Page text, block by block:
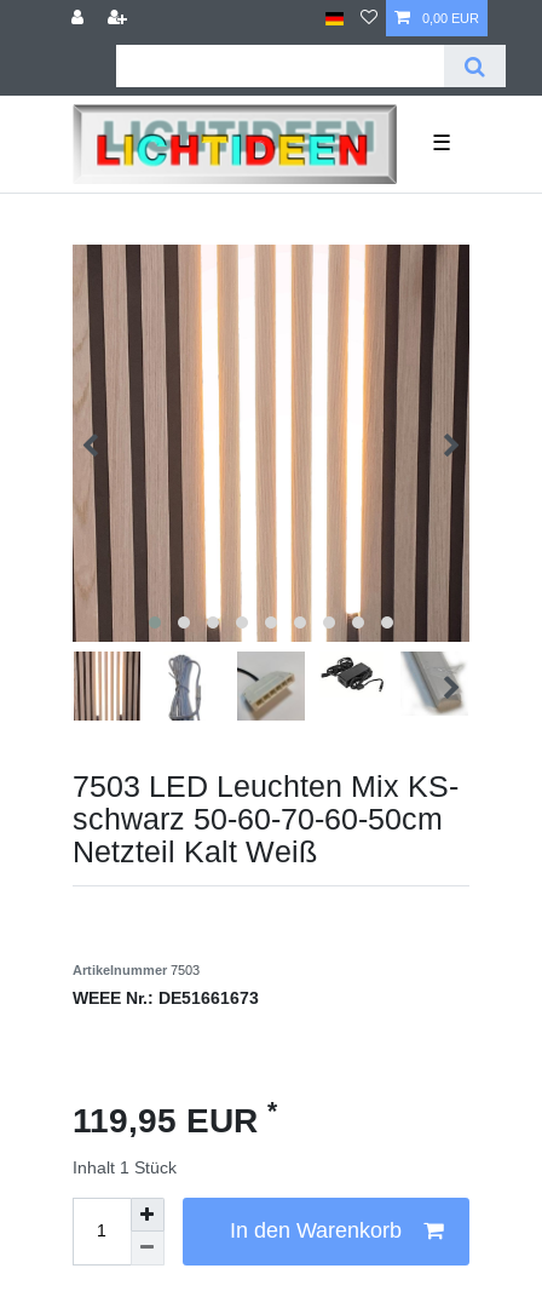
0,00 EUR
☰
7503 LED Leuchten Mix KS-
schwarz 50-60-70-60-50cm
Netzteil Kalt Weiß
Artikelnummer 7503
WEEE Nr.: DE51661673
119,95 EUR *
Inhalt 1 Stück
In den Warenkorb